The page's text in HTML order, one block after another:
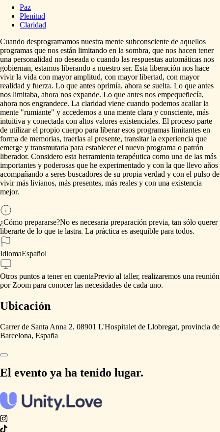
Paz
Plenitud
Claridad
Cuando desprogramamos nuestra mente subconsciente de aquellos
programas que nos están limitando en la sombra, que nos hacen tener
una personalidad no deseada o cuando las respuestas automáticas nos
gobiernan, estamos liberando a nuestro ser. Esta liberación nos hace
vivir la vida con mayor amplitud, con mayor libertad, con mayor
realidad y fuerza. Lo que antes oprimía, ahora se suelta. Lo que antes
nos limitaba, ahora nos expande. Lo que antes nos empequeñecía,
ahora nos engrandece. La claridad viene cuando podemos acallar la
mente "rumiante" y accedemos a una mente clara y consciente, más
intuitiva y conectada con altos valores existenciales. El proceso parte
de utilizar el propio cuerpo para liberar esos programas limitantes en
forma de memorias, traerlas al presente, transitar la experiencia que
emerge y transmutarla para establecer el nuevo programa o patrón
liberador. Considero esta herramienta terapéutica como una de las más
importantes y poderosas que he experimentado y con la que llevo años
acompañando a seres buscadores de su propia verdad y con el pulso de
vivir más livianos, más presentes, más reales y con una existencia
mejor.
¿Cómo prepararse?No es necesaria preparación previa, tan sólo querer
liberarte de lo que te lastra. La práctica es asequible para todos.
IdiomaEspañol
Otros puntos a tener en cuentaPrevio al taller, realizaremos una reunión
por Zoom para conocer las necesidades de cada uno.
Ubicación
Carrer de Santa Anna 2, 08901 L'Hospitalet de Llobregat, provincia de
Barcelona, España
El evento ya ha tenido lugar.